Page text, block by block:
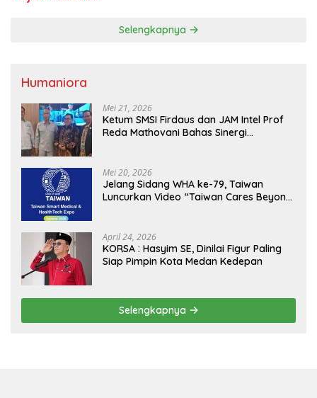
Selengkapnya
Humaniora
Mei 21, 2026
Ketum SMSI Firdaus dan JAM Intel Prof
Reda Mathovani Bahas Sinergi
MBG, Perkuat Pengawasan Program
Pemerintah
Mei 20, 2026
Jelang Sidang WHA ke-79, Taiwan
Luncurkan Video “Taiwan Cares Beyond
April 24, 2026
KORSA : Hasyim SE, Dinilai Figur Paling
Siap Pimpin Kota Medan Kedepan
Selengkapnya